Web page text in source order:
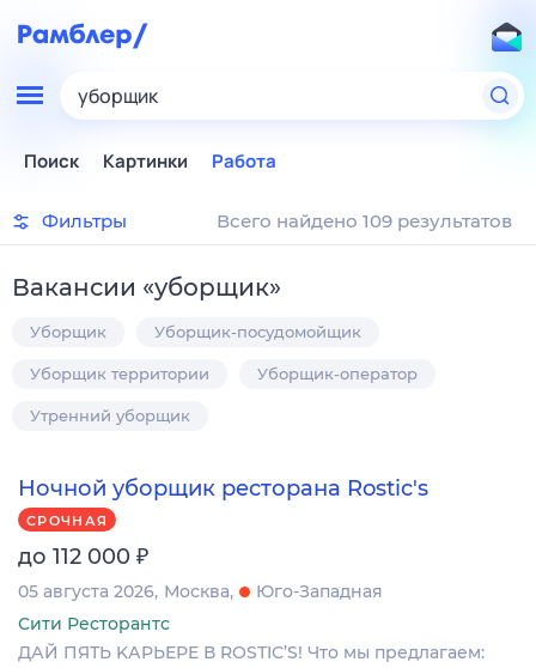
уборщик
Поиск Картинки Работа
Фильтры Всего найдено 109 результатов
Вакансии «уборщик»
Уборщик Уборщик-посудомойщик
Уборщик территории Уборщик-оператор
Утренний уборщик
Ночной уборщик ресторана Rostic's
СРОЧНАЯ
до 112 000 ₽
05 августа 2026 Москва
Юго-Западная
Сити Ресторантс
ДАЙ ПЯТЬ KАPЬЕРE В RОSТIС’S! Чтo мы прeдлагаeм: